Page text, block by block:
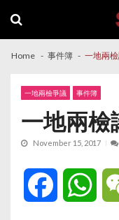
navigation
content
Home 事件簿 一地兩
一地兩檢爭議 事件簿
一地兩檢
November 15, 2017
Facebook